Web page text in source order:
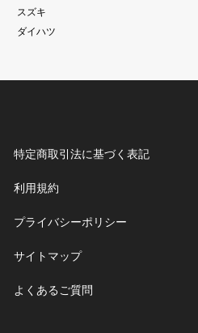
スズキ
ダイハツ
特定商取引法に基づく表記
利用規約
プライバシーポリシー
サイトマップ
よくあるご質問